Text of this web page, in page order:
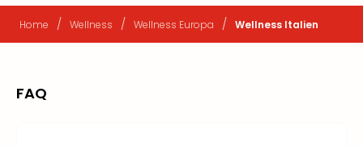
Home / Wellness / Wellness Europa / Wellness Italien
FAQ